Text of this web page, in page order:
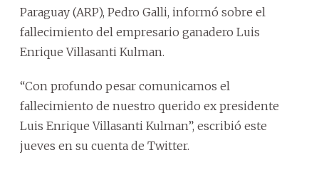
Paraguay (ARP), Pedro Galli, informó sobre el
fallecimiento del empresario ganadero Luis
Enrique Villasanti Kulman.
“Con profundo pesar comunicamos el
fallecimiento de nuestro querido ex presidente
Luis Enrique Villasanti Kulman”, escribió este
jueves en su cuenta de Twitter.